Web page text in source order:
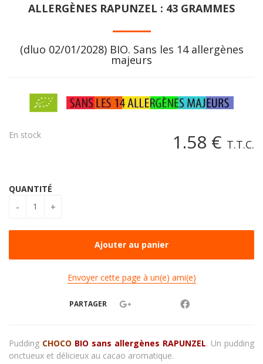
ALLERGÈNES RAPUNZEL : 43 GRAMMES
(dluo 02/01/2028) BIO. Sans les 14 allergènes
majeurs
1.58 € T.T.C.
En stock
QUANTITÉ
Envoyer cette page à un(e) ami(e)
PARTAGER
Pudding CHOCO BIO sans allergènes RAPUNZEL. Un pudding
onctueux et délicieux au cacao aromatique.